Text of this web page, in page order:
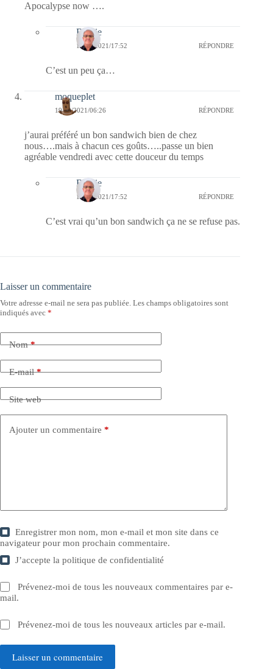
Apocalypse now ….
Bernie
19/02/2021/17:52 RÉPONDRE
C’est un peu ça…
moqueplet
19/02/2021/06:26 RÉPONDRE
j’aurai préféré un bon sandwich bien de chez
nous….mais à chacun ces goûts…..passe un bien
agréable vendredi avec cette douceur du temps
Bernie
19/02/2021/17:52 RÉPONDRE
C’est vrai qu’un bon sandwich ça ne se refuse pas.
Laisser un commentaire
Votre adresse e-mail ne sera pas publiée. Les champs obligatoires sont
indiqués avec *
Nom*
E-mail*
Site web
Ajouter un commentaire *
Enregistrer mon nom, mon e-mail et mon site dans ce
navigateur pour mon prochain commentaire.
J’accepte lapolitique de confidentialité
Prévenez-moi de tous les nouveaux commentaires par e-
mail.
Prévenez-moi de tous les nouveaux articles par e-mail.
Laisser un commentaire